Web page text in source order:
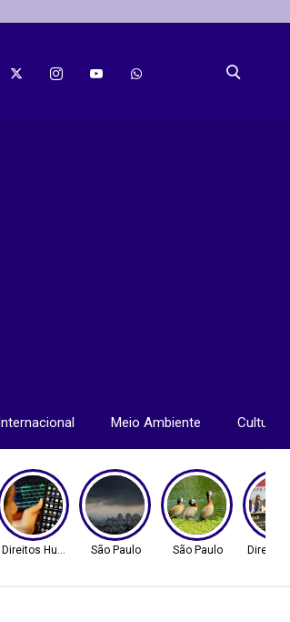
Meio Ambiente Cultura
Direitos HumanosSão Paulo São Paulo Direitos